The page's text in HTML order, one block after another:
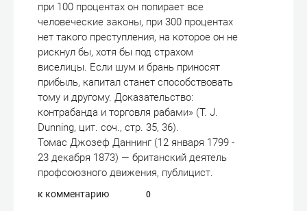
при 100 процентах он попирает все
человеческие законы, при 300 процентах
нет такого преступления, на которое он не
рискнул бы, хотя бы под страхом
виселицы. Если шум и брань приносят
прибыль, капитал станет способствовать
тому и другому. Доказательство:
контрабанда и торговля рабами» (T. J.
Dunning, цит. соч., стр. 35, 36).
Томас Джозеф Даннинг (12 января 1799 -
23 декабря 1873) — британский деятель
профсоюзного движения, публицист.
к комментарию 0